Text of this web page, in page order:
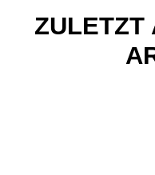
ZULETZT